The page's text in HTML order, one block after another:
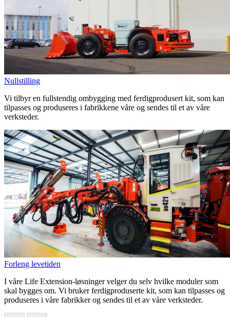
Nullstilling
Vi tilbyr en fullstendig ombygging med ferdigprodusert kit, som kan
tilpasses og produseres i fabrikkene våre og sendes til et av våre
verksteder.
Forleng levetiden
I våre Life Extension-løsninger velger du selv hvilke moduler som
skal bygges om. Vi bruker ferdigproduserte kit, som kan tilpasses og
produseres i våre fabrikker og sendes til et av våre verksteder.